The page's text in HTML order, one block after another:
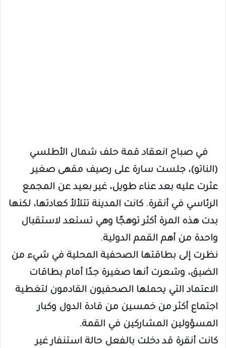
في صباح انعقاد قمة حلف شمال الأطلسي
(الناتو)، جلست سارة على رصيف مقهى صغير
عثرت عليه بعد عناء طويل، غير بعيد عن المجمع
الرئاسي في أنقرة. كانت المدينة تتلألأ كعادتها، لكنها
بدت هذه المرة أكثر توهجًا وهي تستعد لاستقبال
واحدة من أهم القمم الدولية.
نظرت إلى بطاقتها الصحفية المحلية في شيء من
الضيق، وشعرت أنها صغيرة جدًا أمام بطاقات
الاعتماد التي يحملها الصحفيون القادمون لتغطية
اجتماع أكثر من خمسين من قادة الدول وكبار
المسؤولين المشاركين في القمة.
كانت أنقرة قد دخلت بالفعل حالة استنفار غير